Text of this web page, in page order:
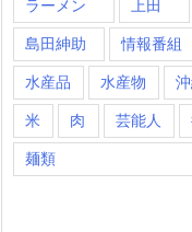
ラーメン 上田
島田紳助 情報番組
水産品 水産物
米 肉 芸能人
麺類